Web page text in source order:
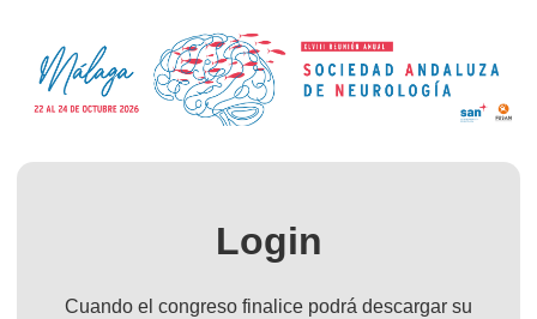
Login
Cuando el congreso finalice podrá descargar su